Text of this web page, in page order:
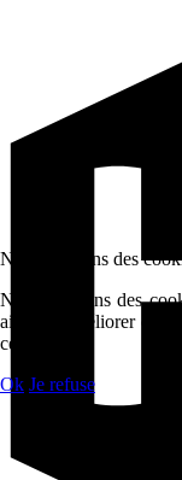
Nous utilisons des
Nous utilisons des
aident à améliorer ce
ces cookies.
Ok Je refuse